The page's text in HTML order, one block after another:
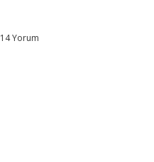
14 Yorum